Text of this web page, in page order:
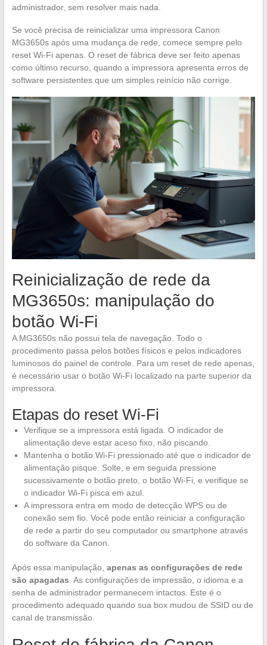
administrador, sem resolver mais nada.
Se você precisa de reinicializar uma impressora Canon
MG3650s após uma mudança de rede, comece sempre pelo
reset Wi-Fi apenas. O reset de fábrica deve ser feito apenas
como último recurso, quando a impressora apresenta erros de
software persistentes que um simples reinício não corrige.
Reinicialização de rede da
MG3650s: manipulação do
botão Wi-Fi
A MG3650s não possui tela de navegação. Todo o
procedimento passa pelos botões físicos e pelos indicadores
luminosos do painel de controle. Para um reset de rede apenas,
é necessário usar o botão Wi-Fi localizado na parte superior da
impressora.
Etapas do reset Wi-Fi
Verifique se a impressora está ligada. O indicador de
alimentação deve estar aceso fixo, não piscando.
Mantenha o botão Wi-Fi pressionado até que o indicador de
alimentação pisque. Solte, e em seguida pressione
sucessivamente o botão preto, o botão Wi-Fi, e verifique se
o indicador Wi-Fi pisca em azul.
A impressora entra em modo de detecção WPS ou de
conexão sem fio. Você pode então reiniciar a configuração
de rede a partir do seu computador ou smartphone através
do software da Canon.
Após essa manipulação, apenas as configurações de rede
são apagadas . As configurações de impressão, o idioma e a
senha de administrador permanecem intactos. Este é o
procedimento adequado quando sua box mudou de SSID ou de
canal de transmissão.